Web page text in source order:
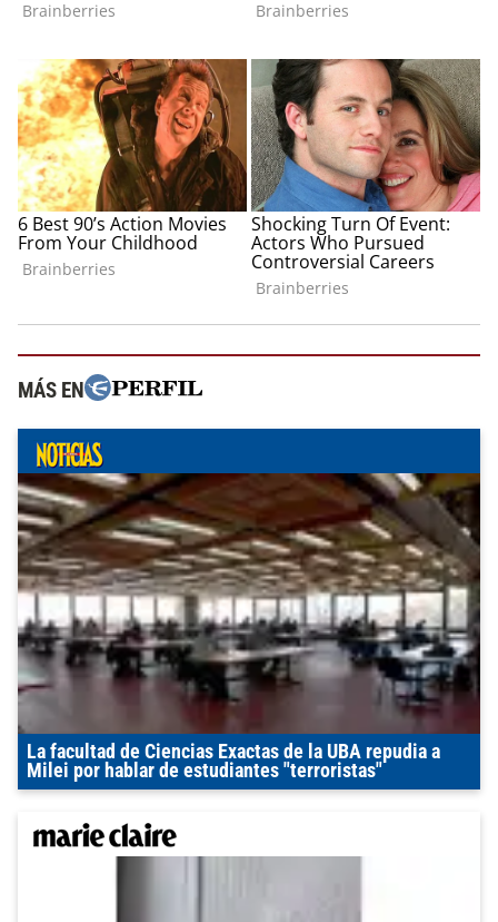
MÁS EN
La facultad de Ciencias Exactas de la UBA repudia a
Milei por hablar de estudiantes "terroristas"